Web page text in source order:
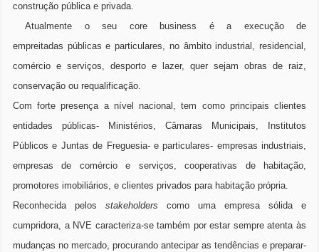
construção pública e privada.
Atualmente o seu core business é a execução de
empreitadas públicas e particulares, no âmbito industrial, residencial,
comércio e serviços, desporto e lazer, quer sejam obras de raiz,
conservação ou requalificação.
Com forte presença a nível nacional, tem como principais clientes
entidades públicas- Ministérios, Câmaras Municipais, Institutos
Públicos e Juntas de Freguesia- e particulares- empresas industriais,
empresas de comércio e serviços, cooperativas de habitação,
promotores imobiliários, e clientes privados para habitação própria.
Reconhecida pelos stakeholders como uma empresa sólida e
cumpridora, a NVE caracteriza-se também por estar sempre atenta às
mudanças no mercado, procurando antecipar as tendências e preparar-